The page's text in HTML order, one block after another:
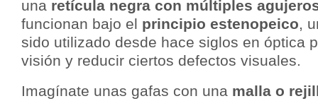
una retícula negra con múltiples
funcionan bajo el principio estenopeico,
sido utilizado desde hace siglos en óptica
visión y reducir ciertos defectos visuales.
Imagínate unas gafas con una malla o